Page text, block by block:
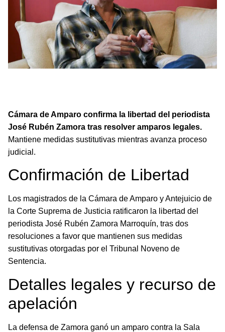
Cámara de Amparo confirma la libertad del periodista
José Rubén Zamora tras resolver amparos legales.
Mantiene medidas sustitutivas mientras avanza proceso
judicial.
Confirmación de Libertad
Los magistrados de la Cámara de Amparo y Antejuicio de
la Corte Suprema de Justicia ratificaron la libertad del
periodista José Rubén Zamora Marroquín, tras dos
resoluciones a favor que mantienen sus medidas
sustitutivas otorgadas por el Tribunal Noveno de
Sentencia.
Detalles legales y recurso de
apelación
La defensa de Zamora ganó un amparo contra la Sala